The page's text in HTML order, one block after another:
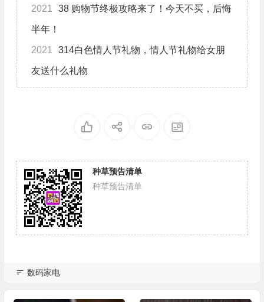
2021 38 购物节终极攻略来了！今天不买，后悔
半年！
2021 314白色情人节礼物，情人节礼物给女朋
友送什么礼物
种草预告清单
种草预告清单
数码家电